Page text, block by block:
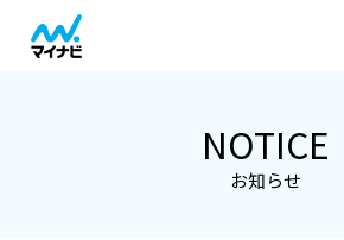
NOTICE
お知らせ